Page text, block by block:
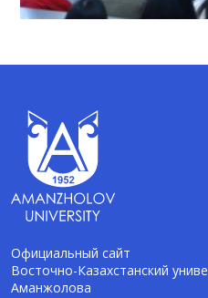
Официальный сайт
Восточно-Казахстанский
Аманжолова